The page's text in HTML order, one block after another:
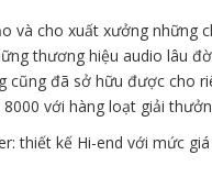
và cho xuất xưởng
thương hiệu audio lâu
đã sở hữu được cho
với hàng loạt giải